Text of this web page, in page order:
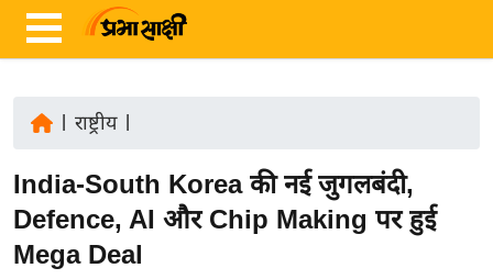
ज़ा
ख
ब
र
राष्ट्रीय|
India-South Korea की नई जुगलबंदी,
Defence, AI और Chip Making पर हुई
Mega Deal